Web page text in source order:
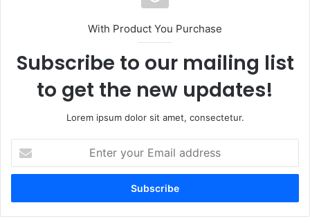
With Product You Purchase
Subscribe to our mailing list
to get the new updates!
Lorem ipsum dolor sit amet, consectetur.
your
Email